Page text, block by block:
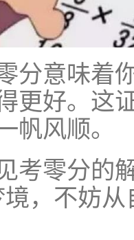
分意味着
更好。这
帆风顺。
考零分的
，不妨